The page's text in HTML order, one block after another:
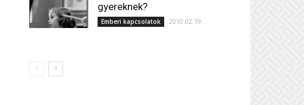
gyereknek?
Emberi kapcsolatok 2010.02.19.